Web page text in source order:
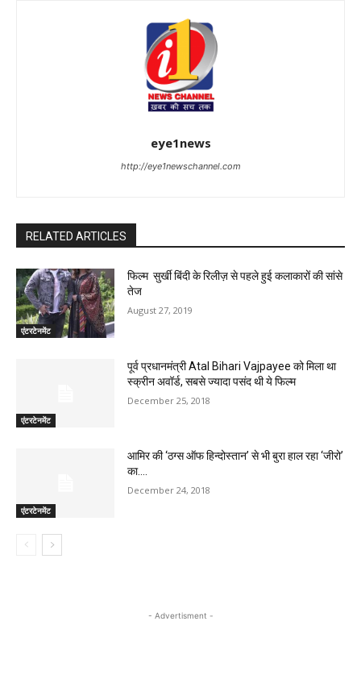
eye1news
http://eye1newschannel.com
RELATED ARTICLES
एंटरटेनमेंट
फिल्म सुर्खी बिंदी के रिलीज़ से पहले हुई कलाकारों की सांसे
तेज
August 27, 2019
एंटरटेनमेंट
पूर्व प्रधानमंत्री Atal Bihari Vajpayee को मिला था
स्क्रीन अवॉर्ड, सबसे ज्यादा पसंद थी ये फिल्म
December 25, 2018
एंटरटेनमेंट
आमिर की ‘ठग्स ऑफ हिन्दोस्तान’ से भी बुरा हाल रहा ‘जीरो’
का….
December 24, 2018
- Advertisment -